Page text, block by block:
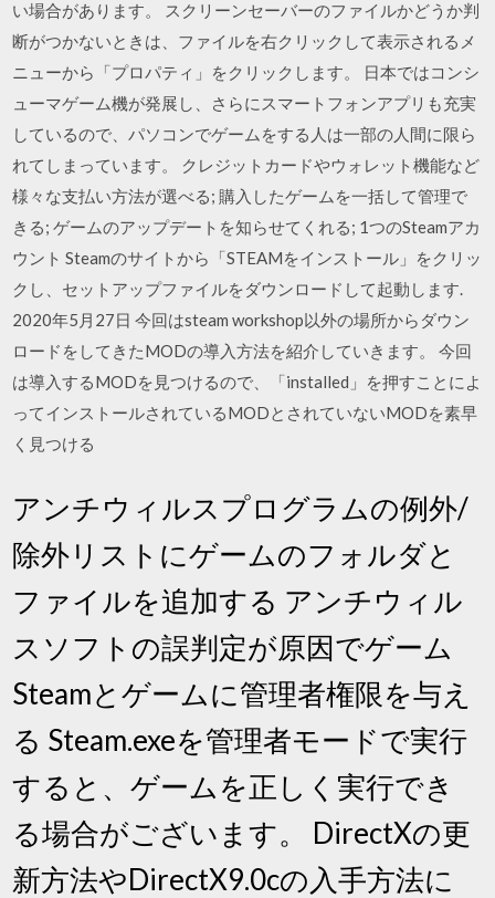
い場合があります。 スクリーンセーバーのファイルかどうか判
断がつかないときは、ファイルを右クリックして表示されるメ
ニューから「プロパティ」をクリックします。 日本ではコンシ
ューマゲーム機が発展し、さらにスマートフォンアプリも充実
しているので、パソコンでゲームをする人は一部の人間に限ら
れてしまっています。 クレジットカードやウォレット機能など
様々な支払い方法が選べる; 購入したゲームを一括して管理で
きる; ゲームのアップデートを知らせてくれる; 1つのSteamアカ
ウント Steamのサイトから「STEAMをインストール」をクリッ
クし、セットアップファイルをダウンロードして起動します.
2020年5月27日 今回はsteam workshop以外の場所からダウン
ロードをしてきたMODの導入方法を紹介していきます。 今回
は導入するMODを見つけるので、「installed」を押すことによ
ってインストールされているMODとされていないMODを素早
く見つける
アンチウィルスプログラムの例外/
除外リストにゲームのフォルダと
ファイルを追加する アンチウィル
スソフトの誤判定が原因でゲーム
Steamとゲームに管理者権限を与え
る Steam.exeを管理者モードで実行
すると、ゲームを正しく実行でき
る場合がございます。 DirectXの更
新方法やDirectX9.0cの入手方法に